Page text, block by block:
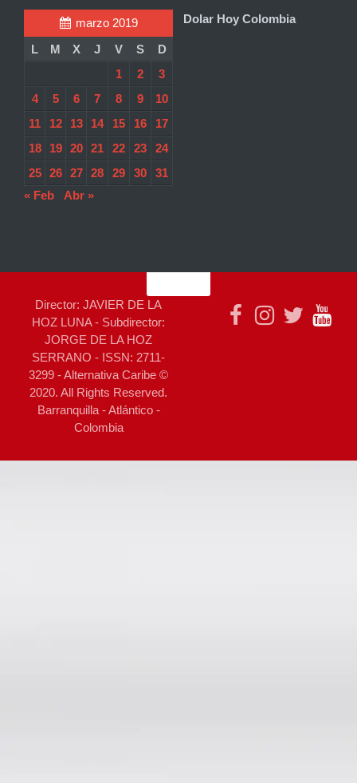
marzo 2019
L
M X J V S
D
1
2
3
4
5 6 7 8 9
10
11
12 13 14 15 16
17
18
19 20 21 22 23
24
25
26 27 28 29 30
31
« Feb
Abr »
Dolar Hoy Colombia
Director: JAVIER DE LA
HOZ LUNA - Subdirector:
JORGE DE LA HOZ
SERRANO - ISSN: 2711-
3299 - Alternativa Caribe ©
2020. All Rights Reserved.
Barranquilla - Atlántico -
Colombia